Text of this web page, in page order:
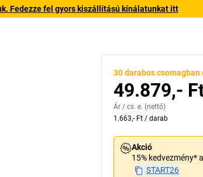
Fedezze fel gyors kiszállítású kínálatunkat itt
30 darabos csomagban
49.879,-
Ár / cs. e. (nettó)
1.663,- Ft / darab
Akció
15% kedvezmény*
START26